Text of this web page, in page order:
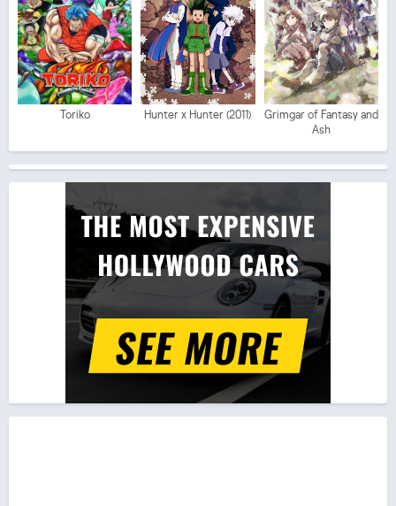
Toriko Hunter x Hunter (2011)
Grimgar of Fantasy and
Ash